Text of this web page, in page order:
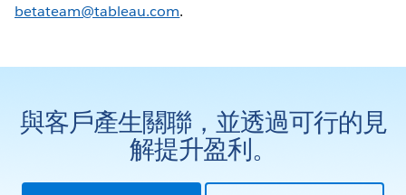
betateam@tableau.com.
與客戶產生關聯，並透過可行的見
解提升盈利。